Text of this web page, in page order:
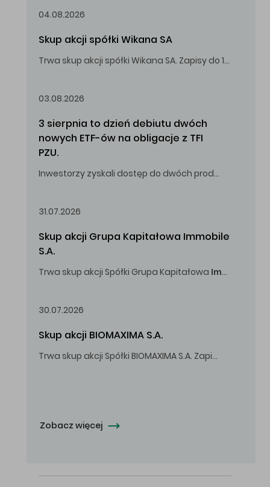
04.08.2026
Skup akcji spółki Wikana SA
Trwa skup akcji spółki Wikana SA. Zapisy do 14.08.2026 r. do godz. 16.00.
03.08.2026
3 sierpnia to dzień debiutu dwóch
nowych ETF-ów na obligacje z TFI
PZU.
Inwestorzy zyskali dostęp do dwóch produktów umożliwiających inwestowanie w obligacje skarbowe.
31.07.2026
Skup akcji Grupa Kapitałowa Immobile
S.A.
Trwa skup akcji Spółki Grupa Kapitałowa Immobile
30.07.2026
Skup akcji BIOMAXIMA S.A.
Trwa skup akcji Spółki BIOMAXIMA S.A. Zapisy do 4 sierpnia 2026 r. do godz. 16.00.
Zobacz więcej